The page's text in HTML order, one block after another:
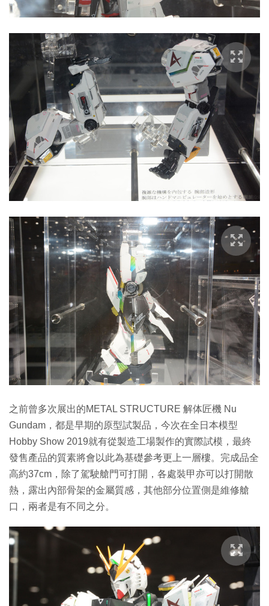
之前曾多次展出的METAL STRUCTURE 解体匠機 Nu
Gundam，都是早期的原型試製品，今次在全日本模型
Hobby Show 2019就有從製造工場製作的實際試模，最終
發售產品的質素將會以此為基礎參考更上一層樓。完成品全
高約37cm，除了駕駛艙門可打開，各處裝甲亦可以打開散
熱，露出內部骨架的金屬質感，其他部分位置側是維修艙
口，兩者是有不同之分。